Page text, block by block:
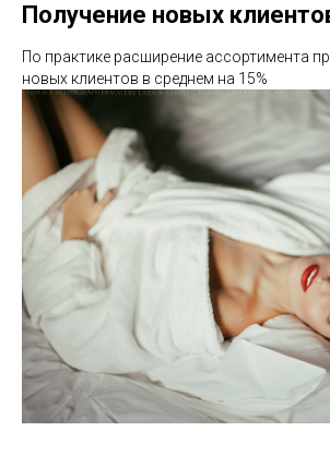
Получение новых
По практике расширение ассортимента
новых клиентов в среднем на 15%